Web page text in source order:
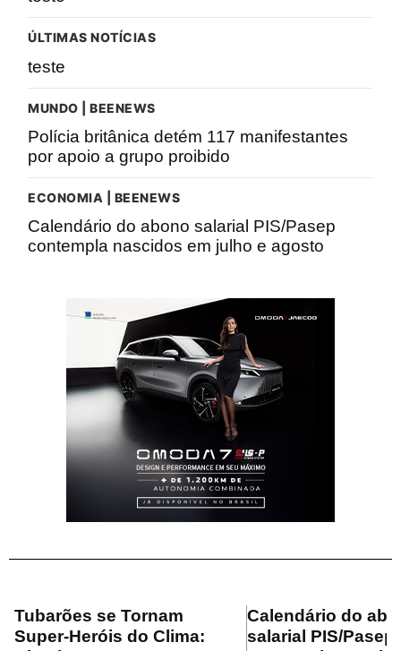
ÚLTIMAS NOTÍCIAS
teste
MUNDO | BEENEWS
Polícia britânica detém 117 manifestantes
por apoio a grupo proibido
ECONOMIA | BEENEWS
Calendário do abono salarial PIS/Pasep
contempla nascidos em julho e agosto
Tubarões se Tornam
Super-Heróis do Clima:
Calendário do
salarial PIS/Pasep